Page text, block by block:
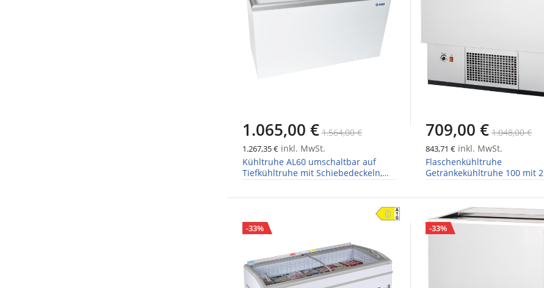
1.065,00 € 1.564,00 €
1.267,35 € inkl. MwSt.
Kühltruhe AL60 umschaltbar auf
Tiefkühltruhe mit Schiebedeckeln,
Breite 1804mm
709,00 € 1.048,00 €
843,71 €inkl. MwSt.
Flaschenkühltruhe
Getränkekühltruhe 100 mit 2
Schiebedeckel
-33% -33%